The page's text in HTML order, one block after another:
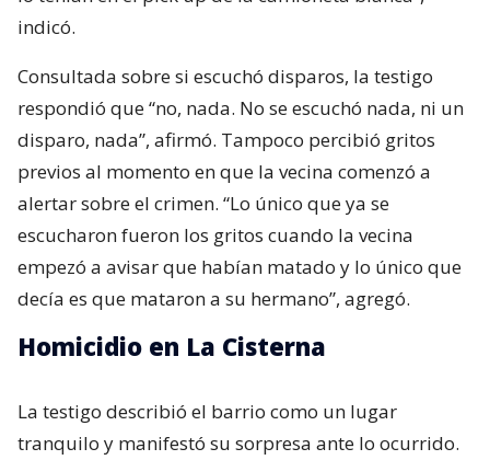
indicó.
Consultada sobre si escuchó disparos, la testigo
respondió que “no, nada. No se escuchó nada, ni un
disparo, nada”, afirmó. Tampoco percibió gritos
previos al momento en que la vecina comenzó a
alertar sobre el crimen. “Lo único que ya se
escucharon fueron los gritos cuando la vecina
empezó a avisar que habían matado y lo único que
decía es que mataron a su hermano”, agregó.
Homicidio en La Cisterna
La testigo describió el barrio como un lugar
tranquilo y manifestó su sorpresa ante lo ocurrido.